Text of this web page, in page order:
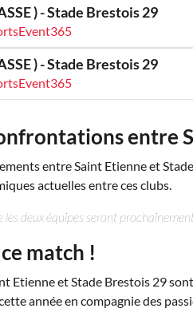
) - Stade Brestois 29
) - Stade Brestois 29
entre
entre Saint Etienne et
actuelles entre ces clubs.
deux équipes seront
match !
Etienne et Stade Brestois 29
année en compagnie des